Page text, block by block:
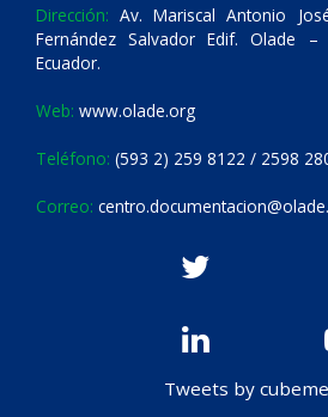
Dirección: Av. Mariscal Antonio
Fernández Salvador Edif. Olade
Ecuador.
Web: www.olade.org
Teléfono: (593 2) 259 8122 / 2598
Correo:
Tweets by